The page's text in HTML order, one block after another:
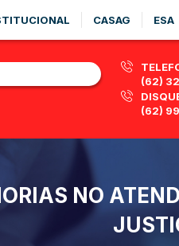
CASAG ESA
(62)
(62)
NO